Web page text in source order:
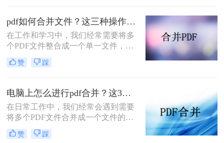
技巧都是必不可少的。那么pdf合并文
件怎么弄呢？本文将详细介绍几种简
单且高效的方法，帮助你轻松合并
PDF文件。
pdf如何合并文件？这三种操作方法十分简单!！
在工作和学习中，我们经常需要将多
个PDF文件整合成一个单一文件，以
方便阅读、分享或存档。无论是整理
报告、汇总项目文档，还是合并一系
都是至关重要的。那么pdf如何合并文
件呢？本文将详细介绍几种简单而高
效的方法，帮助你轻松合并PDF文
件，提高文件管理的效率和便捷性。
赞 踩
电脑上怎么进行pdf合并？这3个方法很实用！
在日常工作中，我们经常会遇到需要
将多个PDF文件合并成一个文件的情
况。无论是为了整理文档、发送电子
邮件还是打印，合并PDF文件都能让
赞 踩